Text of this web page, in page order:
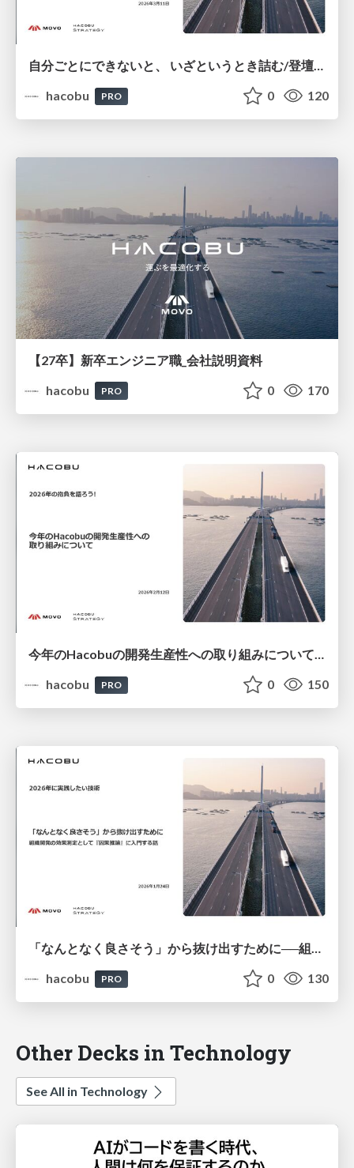
自分ごとにできないと、​ いざというとき詰む​/登壇資料（松本 寛地​）
hacobu
PRO 0 120
【27卒】新卒エンジニア職_会社説明資料
hacobu
PRO 0 170
今年のHacobuの開発生産性への取り組みについて/登壇資料（住吉 雄大）
hacobu
PRO 0 150
「なんとなく良さそう」から抜け出すために──組織開発の効果測定として『因果推論』に入門する話/登壇資料（井田 献一朗）
hacobu
PRO 0 130
Other Decks in Technology
See All in Technology